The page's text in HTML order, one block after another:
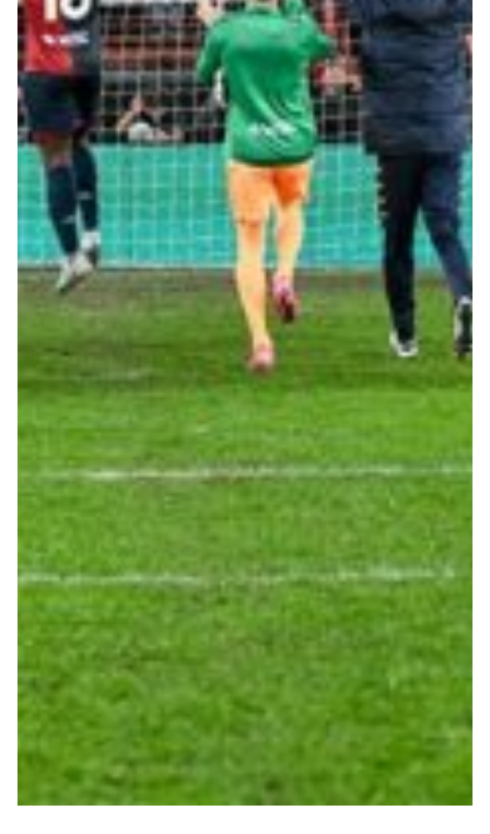
Robe di Kappa x Genoa
Vintage Collection
Red&Blue Voices
Kids
Accessori
Party
Outlet
Caffè Boasi x Genoa
Helan x Genoa
Isolani x Genoa
Gift Card Online Store
Fortissimo batte il mio cuor